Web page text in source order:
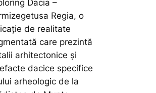
Dacia –
Regia, o
de realitate
care prezintă
arhitectonice și
dacice specifice
arheologic de la